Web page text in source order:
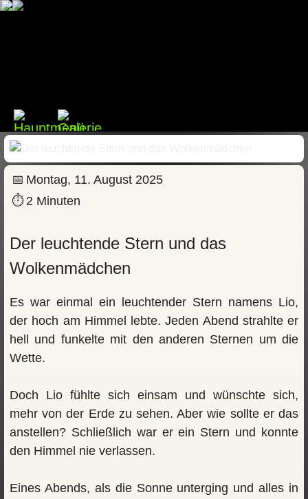
📅 Montag, 11. August 2025
⏱ 2 Minuten
Der leuchtende Stern und das
Wolkenmädchen
Es war einmal ein leuchtender Stern namens Lio,
der hoch am Himmel lebte. Jeden Abend strahlte er
hell und funkelte mit den anderen Sternen um die
Wette.
Doch Lio fühlte sich einsam und wünschte sich,
mehr von der Erde zu sehen. Aber wie sollte er das
anstellen? Schließlich war er ein Stern und konnte
den Himmel nie verlassen.
Eines Abends, als die Sonne unterging und alles in